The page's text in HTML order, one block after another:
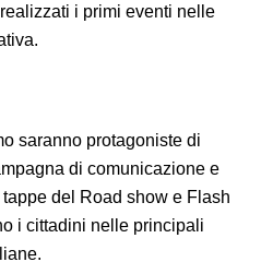
i primi eventi nelle
saranno protagoniste di
di comunicazione e
del Road show e Flash
i cittadini nelle principali